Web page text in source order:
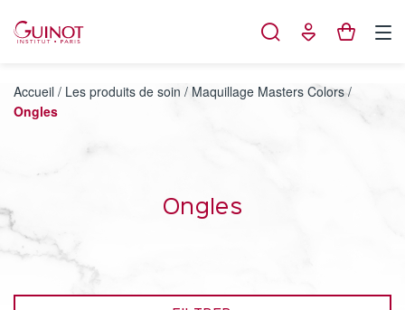
Accueil / Les produits de soin / Maquillage Masters Colors /
Ongles
Ongles